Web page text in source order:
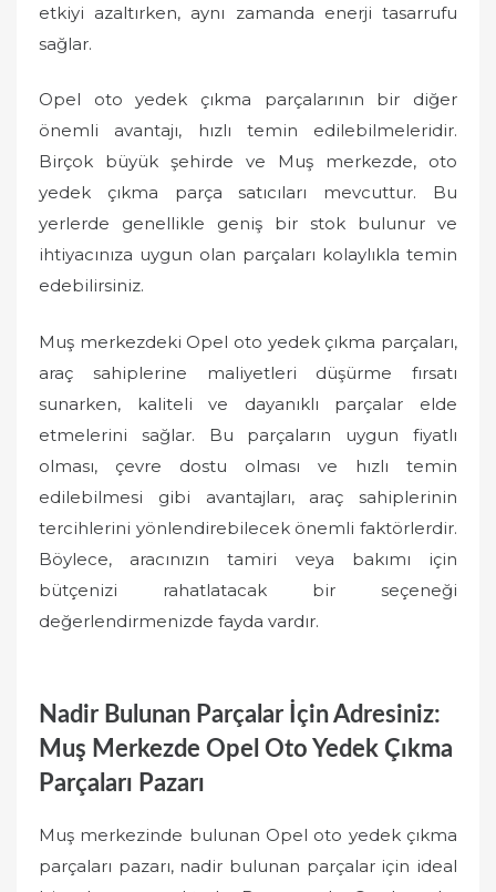
etkiyi azaltırken, aynı zamanda enerji tasarrufu
sağlar.
Opel oto yedek çıkma parçalarının bir diğer
önemli avantajı, hızlı temin edilebilmeleridir.
Birçok büyük şehirde ve Muş merkezde, oto
yedek çıkma parça satıcıları mevcuttur. Bu
yerlerde genellikle geniş bir stok bulunur ve
ihtiyacınıza uygun olan parçaları kolaylıkla temin
edebilirsiniz.
Muş merkezdeki Opel oto yedek çıkma parçaları,
araç sahiplerine maliyetleri düşürme fırsatı
sunarken, kaliteli ve dayanıklı parçalar elde
etmelerini sağlar. Bu parçaların uygun fiyatlı
olması, çevre dostu olması ve hızlı temin
edilebilmesi gibi avantajları, araç sahiplerinin
tercihlerini yönlendirebilecek önemli faktörlerdir.
Böylece, aracınızın tamiri veya bakımı için
bütçenizi rahatlatacak bir seçeneği
değerlendirmenizde fayda vardır.
Nadir Bulunan Parçalar İçin Adresiniz:
Muş Merkezde Opel Oto Yedek Çıkma
Parçaları Pazarı
Muş merkezinde bulunan Opel oto yedek çıkma
parçaları pazarı, nadir bulunan parçalar için ideal